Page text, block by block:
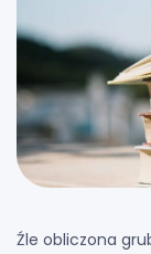
Źle obliczona